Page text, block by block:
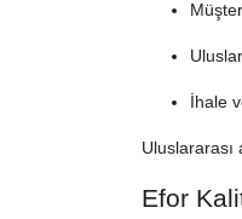
İhale
Uluslararası
Efor